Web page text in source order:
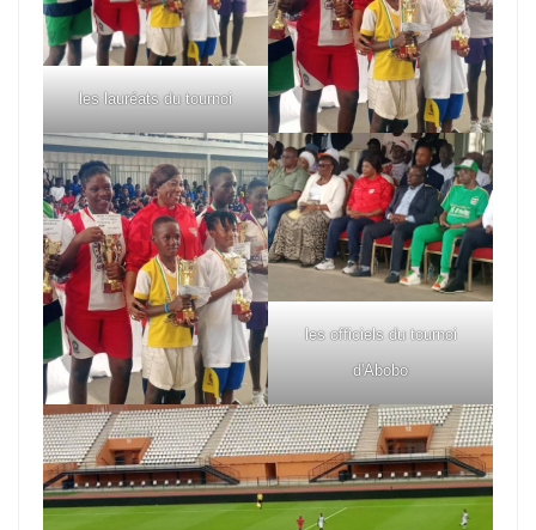
les lauréats du tournoi
les officiels du tournoi
d'Abobo